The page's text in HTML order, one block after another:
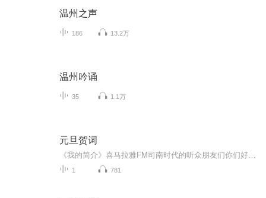
温州之声
186 13.2万
温州吟诵
35 1.1万
元旦贺词
1 781